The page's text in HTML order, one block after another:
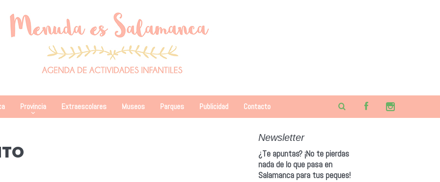
Provincia Extraescolares Museos Parques Publicidad Contacto
Newsletter
¿Te apuntas? ¡No te pierdas
nada de lo que pasa en
Salamanca para tus peques!